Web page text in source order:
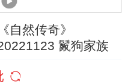
《自然传奇》
鬣狗家族